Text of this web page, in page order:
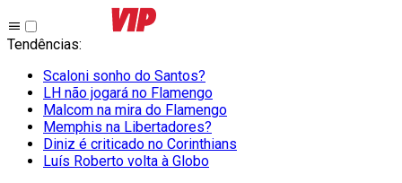
Tendências:
Scaloni sonho do Santos?
LH não jogará no Flamengo
Malcom na mira do Flamengo
Memphis na Libertadores?
Diniz é criticado no Corinthians
Luís Roberto volta à Globo